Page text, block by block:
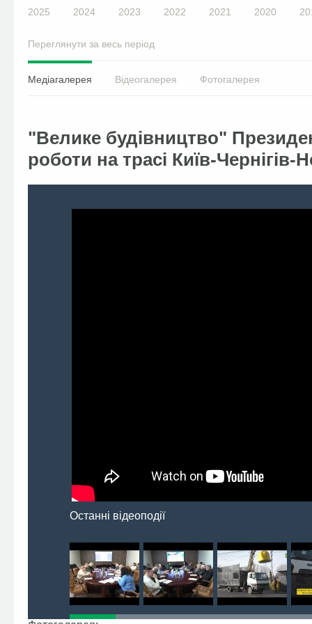
2025 2024 2023 2022 2021 2020
Переглянути за весь період
Медіагалерея Відеогалерея Фотогалерея
"Велике будівництво"
роботи на трасі Київ-Чернігів-
Останні відеоподії